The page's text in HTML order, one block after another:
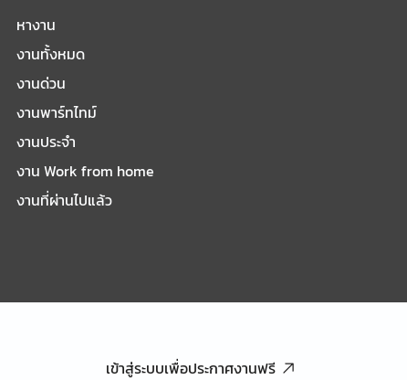
หางาน
งานทั้งหมด
งานด่วน
งานพาร์ทไทม์
งานประจำ
งาน Work from home
งานที่ผ่านไปแล้ว
เข้าสู่ระบบเพื่อประกาศงานฟรี